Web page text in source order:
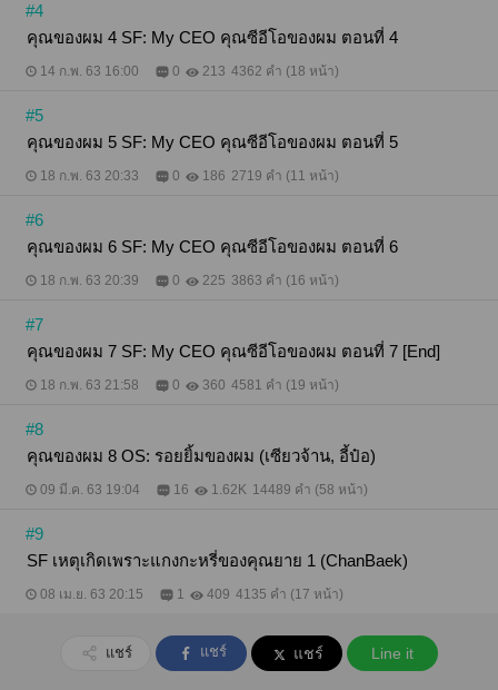
#4
คุณของผม 4 SF: My CEO คุณซีอีโอของผม ตอนที่ 4
14 ก.พ. 63 16:00 0 213 4362 คำ (18 หน้า)
#5
คุณของผม 5 SF: My CEO คุณซีอีโอของผม ตอนที่ 5
18 ก.พ. 63 20:33 0 186 2719 คำ (11 หน้า)
#6
คุณของผม 6 SF: My CEO คุณซีอีโอของผม ตอนที่ 6
18 ก.พ. 63 20:39 0 225 3863 คำ (16 หน้า)
#7
คุณของผม 7 SF: My CEO คุณซีอีโอของผม ตอนที่ 7 [End]
18 ก.พ. 63 21:58 0 360 4581 คำ (19 หน้า)
#8
คุณของผม 8 OS: รอยยิ้มของผม (เซียวจ้าน, อี้ป๋อ)
09 มี.ค. 63 19:04 16 1.62K 14489 คำ (58 หน้า)
#9
SF เหตุเกิดเพราะแกงกะหรี่ของคุณยาย 1 (ChanBaek)
08 เม.ย. 63 20:15 1 409 4135 คำ (17 หน้า)
แชร์ แชร์ แชร์ Line it